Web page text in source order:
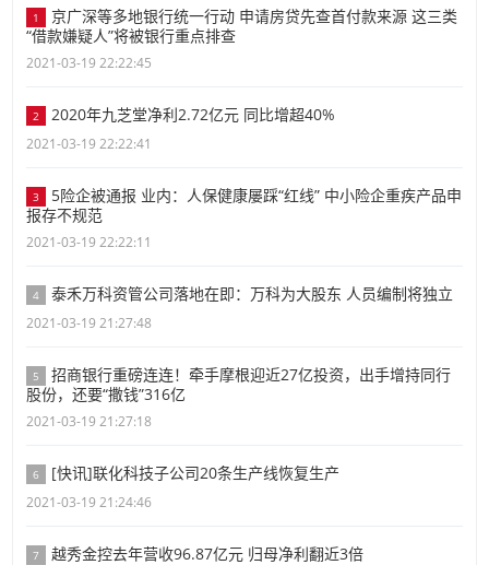
1
京广深等多地银行统一行动 申请房贷先查首付款来源 这三类
“借款嫌疑人”将被银行重点排查
2021-03-19 22:22:45
2 2020年九芝堂净利2.72亿元 同比增超40%
2021-03-19 22:22:41
3
5险企被通报 业内：人保健康屡踩“红线” 中小险企重疾产品申
报存不规范
2021-03-19 22:22:11
4 泰禾万科资管公司落地在即：万科为大股东 人员编制将独立
2021-03-19 21:27:48
5
招商银行重磅连连！牵手摩根迎近27亿投资，出手增持同行
股份，还要“撒钱”316亿
2021-03-19 21:27:18
6 [快讯]联化科技子公司20条生产线恢复生产
2021-03-19 21:24:46
7 越秀金控去年营收96.87亿元 归母净利翻近3倍